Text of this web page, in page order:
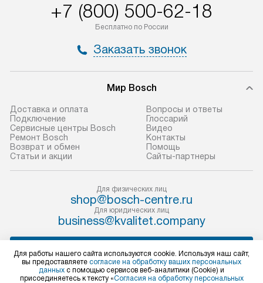
доставляются бесплатно
по Москве в пределах МКАД,
не предусмотрена.
доставки доставит упакованный
прибор до двери или прихожей.
Если необходимо переместить
прибор до места установки,
пожалуйста, предварительно
уточните это с менеджером.
дополнительная плата. Важно
учитывать, что если размеры
прибора не позволяют ему пройти
демонтировать дверцы, ручки или
другие выступающие элементы, так
материалы.
установленной
монтаж техники
на место с
+7 (800) 500-62-18
Бесплатно по России
Заказать звонок
Мир Bosch
Доставка и оплата
Подключение
Сервисные центры Bosch
Ремонт Bosch
Возврат и обмен
Статьи и акции
Вопросы и ответы
Глоссарий
Видео
Контакты
Помощь
Сайты-партнеры
Для физических лиц
shop@bosch-centre.ru
Для юридических лиц
business@kvalitet.company
Политика конфиденциальности
Для работы нашего сайта используются cookie. Используя наш сайт,
вы предоставляете согласие на обработку ваших персональных
данных с помощью сервисов веб-аналитики (Cookie) и
присоединяетесь к тексту «Согласия на обработку персональных